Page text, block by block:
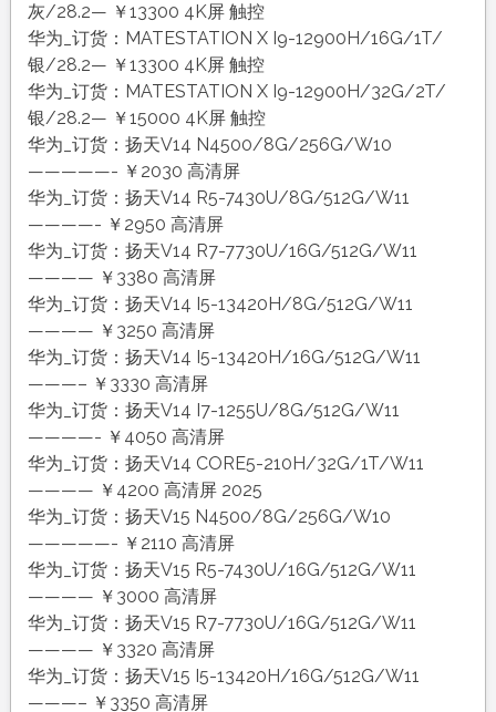
灰/28.2— ￥13300 4K屏 触控
华为_订货：MATESTATION X I9-12900H/16G/1T/
银/28.2— ￥13300 4K屏 触控
华为_订货：MATESTATION X I9-12900H/32G/2T/
银/28.2— ￥15000 4K屏 触控
华为_订货：扬天V14 N4500/8G/256G/W10
—————- ￥2030 高清屏
华为_订货：扬天V14 R5-7430U/8G/512G/W11
————- ￥2950 高清屏
华为_订货：扬天V14 R7-7730U/16G/512G/W11
———— ￥3380 高清屏
华为_订货：扬天V14 I5-13420H/8G/512G/W11
———— ￥3250 高清屏
华为_订货：扬天V14 I5-13420H/16G/512G/W11
———– ￥3330 高清屏
华为_订货：扬天V14 I7-1255U/8G/512G/W11
————- ￥4050 高清屏
华为_订货：扬天V14 CORE5-210H/32G/1T/W11
———— ￥4200 高清屏 2025
华为_订货：扬天V15 N4500/8G/256G/W10
—————- ￥2110 高清屏
华为_订货：扬天V15 R5-7430U/16G/512G/W11
———— ￥3000 高清屏
华为_订货：扬天V15 R7-7730U/16G/512G/W11
———— ￥3320 高清屏
华为_订货：扬天V15 I5-13420H/16G/512G/W11
———– ￥3350 高清屏